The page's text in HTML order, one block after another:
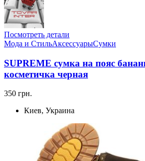
Посмотреть детали
Мода и СтильАксессуарыСумки
SUPREME сумка на пояс
косметичка черная
350 грн.
Киев, Украина